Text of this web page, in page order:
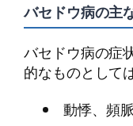
バセドウ病の主
バセドウ病の症
的なものとして
動悸、頻脈